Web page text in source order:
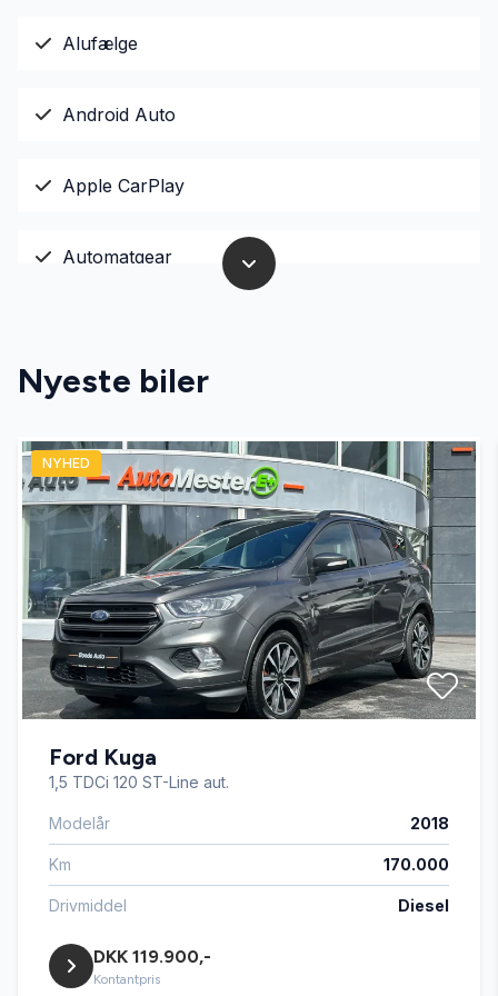
Alufælge
Android Auto
Apple CarPlay
Automatgear
Bakkamera
Blind vinkel detektion
DAB radio
Delvis lædersæder
Digitalt cockpit
Dual zone klimaanlæg
El-klapbare sidespejle
El-klapbare sidespejle med varme
Elektrisk bagagerum
Nyeste biler
NYHED
Ford Kuga
1,5 TDCi 120 ST-Line aut.
Modelår 2018
Km 170.000
Drivmiddel Diesel
DKK 119.900,-
Kontantpris